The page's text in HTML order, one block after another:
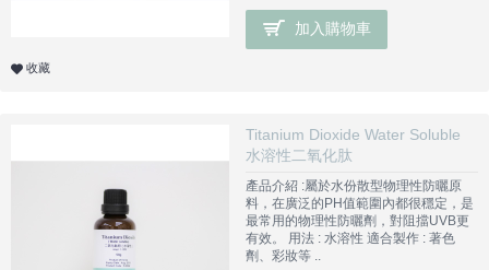
加入購物車
收藏
Titanium Dioxide Water Soluble
水溶性二氧化肽
產品介紹 :屬於水份散型物理性防曬原
料，在廣泛的PH值範圍內都很穩定，是
最常用的物理性防曬劑，對阻擋UVB更
有效。 用法 : 水溶性 適合製作 : 著色
劑、彩妝等 ..